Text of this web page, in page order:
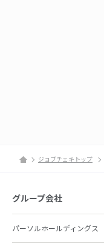
ジョブチェキトップ
グループ会社
パーソルホールディングス